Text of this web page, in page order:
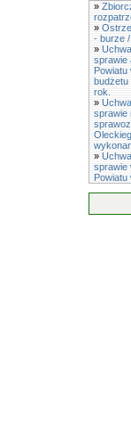
»
»
- burze /
»
sprawie
Powiatu
budżetu
rok.
»
sprawie
»
sprawie
Powiatu